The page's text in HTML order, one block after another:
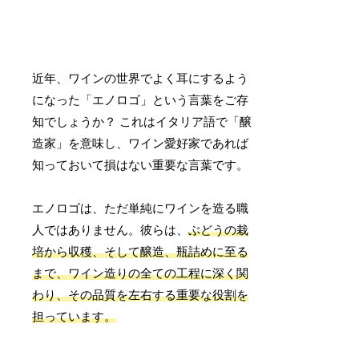
近年、ワインの世界でよく耳にするよう
になった「エノロゴ」という言葉をご存
知でしょうか？ これはイタリア語で「醸
造家」を意味し、ワイン愛好家であれば
知っておいて損はない重要な言葉です。
エノロゴは、ただ単純にワインを造る職
人ではありません。彼らは、ぶどうの栽
培から収穫、そして醸造、瓶詰めに至る
まで、ワイン造りの全ての工程に深く関
わり、その品質を左右する重要な役割を
担っています。